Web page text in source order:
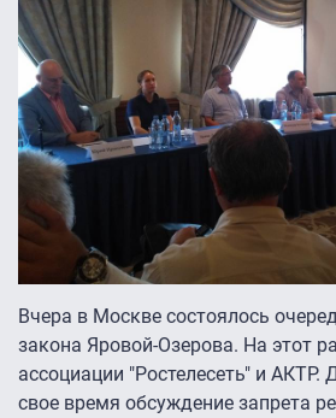
Вчера в Москве состоялось
закона Яровой-Озерова. На этот
ассоциации "Ростелесеть" и АКТР.
свое время обсуждение запрета